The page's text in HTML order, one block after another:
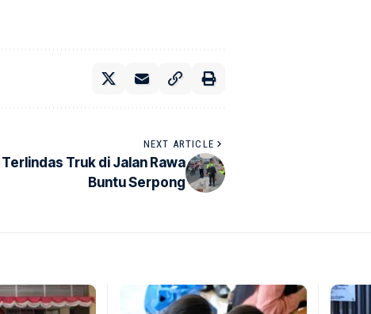
NEXT ARTICLE
Truk di Jalan Rawa
Buntu Serpong